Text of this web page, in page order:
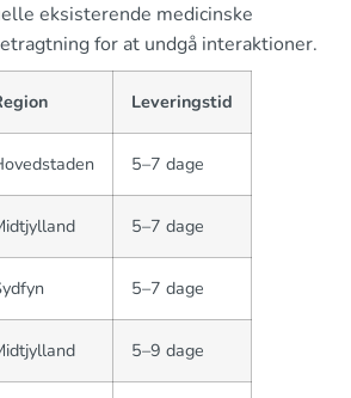
eksisterende medicinske
for at undgå interaktioner.
Leveringstid
5–7 dage
5–7 dage
5–7 dage
5–9 dage